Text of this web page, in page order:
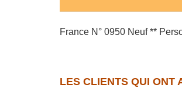
France N° 0950 Neuf **
LES CLIENTS QUI ONT